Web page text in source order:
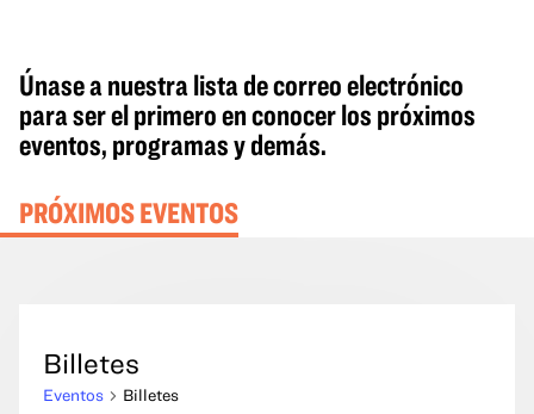
Únase a nuestra lista de correo electrónico
para ser el primero en conocer los próximos
eventos, programas y demás.
PRÓXIMOS EVENTOS
Billetes
Eventos Billetes